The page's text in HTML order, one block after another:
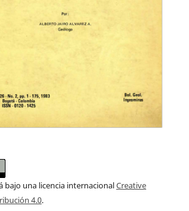
bajo una licencia internacionalCreative
4.0.